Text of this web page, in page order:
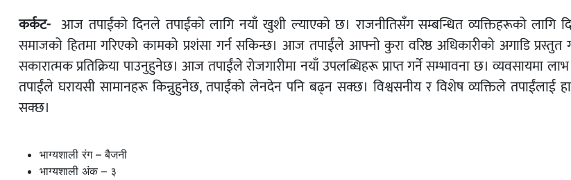
कर्कट- आज तपाईंको दिनले तपाईंको लागि नयाँ खुशी ल्याएको छ। राजनीतिसँग सम्बन्धित व्यक्तिहरूको लागि
समाजको हितमा गरिएको कामको प्रशंसा गर्न सकिन्छ। आज तपाईंले आफ्नो कुरा वरिष्ठ अधिकारीको अगाडि प्रस्तुत
सकारात्मक प्रतिक्रिया पाउनुहुनेछ। आज तपाईंले रोजगारीमा नयाँ उपलब्धिहरू प्राप्त गर्ने सम्भावना छ। व्यवसायमा
तपाईंले घरायसी सामानहरू किन्नुहुनेछ, तपाईंको लेनदेन पनि बढ्न सक्छ। विश्वसनीय र विशेष व्यक्तिले तपाईंलाई
सक्छ।
भाग्यशाली रंग – बैजनी
भाग्यशाली अंक – ३